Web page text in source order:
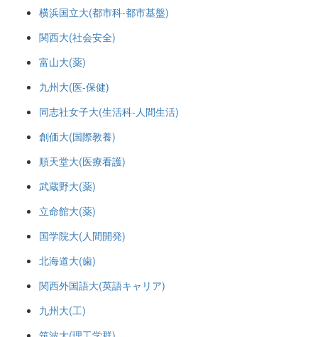
横浜国立大(都市科-都市基盤)
関西大(社会安全)
富山大(薬)
九州大(医-保健)
同志社女子大(生活科-人間生活)
創価大(国際教養)
順天堂大(医療看護)
武蔵野大(薬)
立命館大(薬)
国学院大(人間開発)
北海道大(歯)
関西外国語大(英語キャリア)
九州大(工)